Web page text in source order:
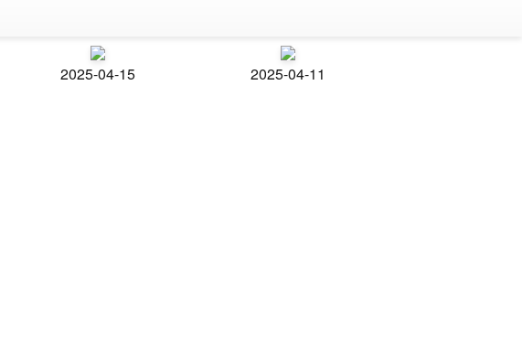
2025-04-15 2025-04-11